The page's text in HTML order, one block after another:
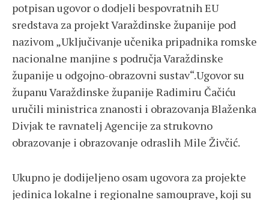
potpisan ugovor o dodjeli bespovratnih EU
sredstava za projekt Varaždinske županije pod
nazivom „Uključivanje učenika pripadnika romske
nacionalne manjine s područja Varaždinske
županije u odgojno-obrazovni sustav“.Ugovor su
županu Varaždinske županije Radimiru Čačiću
uručili ministrica znanosti i obrazovanja Blaženka
Divjak te ravnatelj Agencije za strukovno
obrazovanje i obrazovanje odraslih Mile Živčić.
Ukupno je dodijeljeno osam ugovora za projekte
jedinica lokalne i regionalne samouprave, koji su